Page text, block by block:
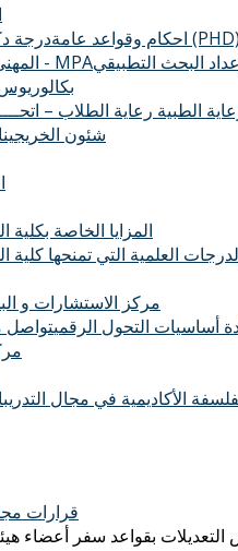
احكام وقواعد عامة درجة دكتوراة الفلسفة (PHD)
المهني في المحاسبة - MPAالبحث التطبيقي
بكالوريوس
الطبية رعاية الطلاب –
شئون الخريجين
المزايا الخاصة بكلية
العلمية التي تمنحها كلية
مركز الاستشارات و
أساسيات التحول الرقميتواصل
فلسفة الأكاديمية في مجال التدريب
قرارات
التعديلات بقواعد سفر أعضاء